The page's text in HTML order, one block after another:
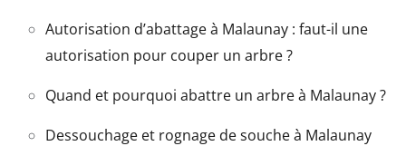
Autorisation d’abattage à Malaunay : faut-il une
autorisation pour couper un arbre ?
Quand et pourquoi abattre un arbre à Malaunay ?
Dessouchage et rognage de souche à Malaunay